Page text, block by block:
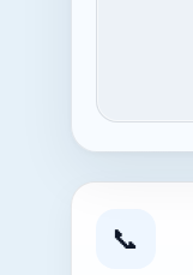
📞